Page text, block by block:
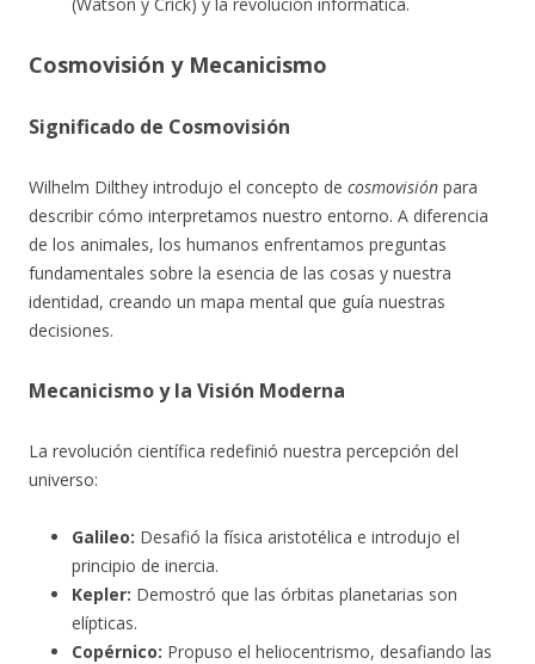
Cosmovisión y Mecanicismo
Significado de Cosmovisión
Wilhelm Dilthey introdujo el concepto de cosmovisión para
describir cómo interpretamos nuestro entorno. A diferencia
de los animales, los humanos enfrentamos preguntas
fundamentales sobre la esencia de las cosas y nuestra
identidad, creando un mapa mental que guía nuestras
decisiones.
Mecanicismo y la Visión Moderna
La revolución científica redefinió nuestra percepción del
universo:
Galileo: Desafió la física aristotélica e introdujo el
principio de inercia.
Kepler: Demostró que las órbitas planetarias son
elípticas.
Copérnico: Propuso el heliocentrismo, desafiando las